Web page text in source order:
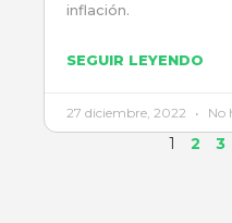
inflación.
SEGUIR LEYENDO
27 diciembre, 2022 No
1 2 3